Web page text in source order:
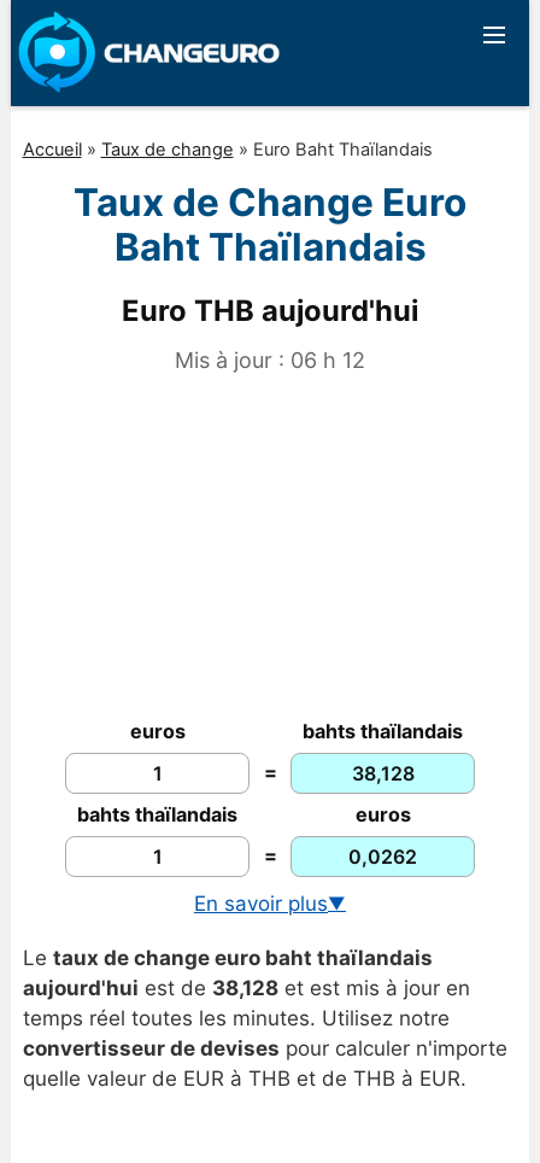
Accueil» Taux de change » Euro Baht Thaïlandais
Taux de Change Euro
Baht Thaïlandais
Euro THB aujourd'hui
Mis à jour : 06 h 12
euros
bahts thaïlandais
=
bahts thaïlandais
euros
=
En savoir plus▼
Taux de change USD/THB
Graphique euro/baht thaïlandais
Historique euro/baht thaïlandais
Le taux de change euro baht thaïlandais
aujourd'hui est de 38,128et est mis à jour en
temps réel toutes les minutes. Utilisez notre
convertisseur de devises pour calculer n'importe
quelle valeur de EUR à THB et de THB à EUR.